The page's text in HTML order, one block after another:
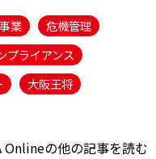
業
危機管理
プライアンス
大阪王将
Onlineの他の記事を読む